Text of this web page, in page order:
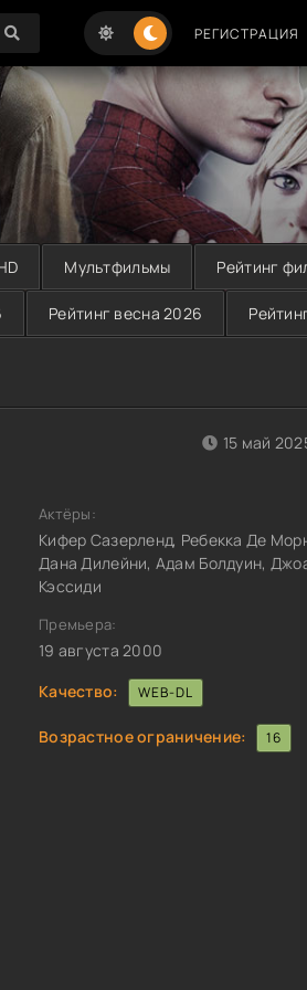
РЕГИСТРАЦИЯ
Мультфильмы Рейтинг
Рейтинг весна 2026
15 май
Актёры:
Кифер Сазерленд, Ребекка Де
Дана Дилейни, Адам Болдуин,
Кэссиди
Премьера:
19 августа 2000
Качество:
WEB-DL
Возрастное ограничение: 16